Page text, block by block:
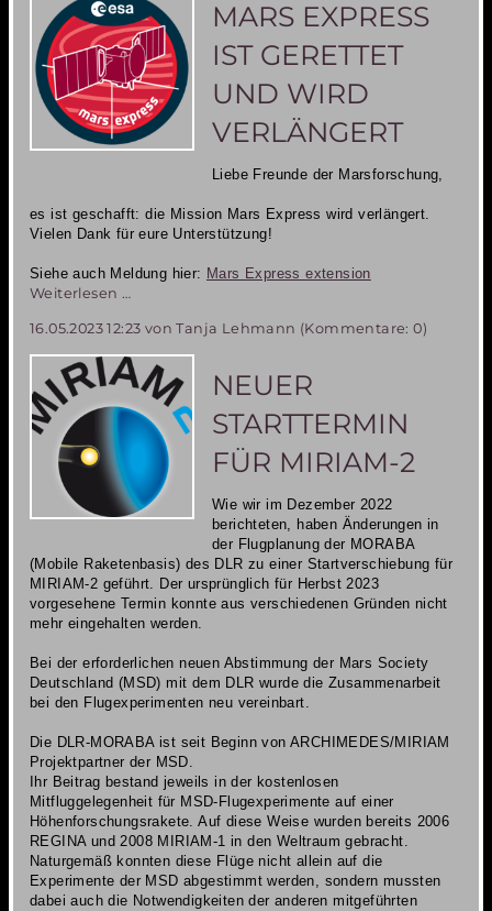
verliehen
MARS EXPRESS
IST GERETTET
UND WIRD
VERLÄNGERT
Liebe Freunde der Marsforschung,
es ist geschafft: die Mission Mars Express wird verlängert.
Vielen Dank für eure Unterstützung!
Siehe auch Meldung hier: Mars Express extension
Weiterlesen …
ist
gerettet
und
wird
verlängert
16.05.2023 12:23 von Tanja Lehmann (Kommentare: 0)
NEUER
STARTTERMIN
FÜR MIRIAM-2
Wie wir im Dezember 2022
berichteten, haben Änderungen in
der Flugplanung der MORABA
(Mobile Raketenbasis) des DLR zu einer Startverschiebung für
MIRIAM-2 geführt. Der ursprünglich für Herbst 2023
vorgesehene Termin konnte aus verschiedenen Gründen nicht
mehr eingehalten werden.
Bei der erforderlichen neuen Abstimmung der Mars Society
Deutschland (MSD) mit dem DLR wurde die Zusammenarbeit
bei den Flugexperimenten neu vereinbart.
Die DLR-MORABA ist seit Beginn von ARCHIMEDES/MIRIAM
Projektpartner der MSD.
Ihr Beitrag bestand jeweils in der kostenlosen
Mitfluggelegenheit für MSD-Flugexperimente auf einer
Höhenforschungsrakete. Auf diese Weise wurden bereits 2006
REGINA und 2008 MIRIAM-1 in den Weltraum gebracht.
Naturgemäß konnten diese Flüge nicht allein auf die
Experimente der MSD abgestimmt werden, sondern mussten
dabei auch die Notwendigkeiten der anderen mitgeführten